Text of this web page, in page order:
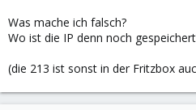
Was mache ich falsch?
Wo ist die IP denn noch
(die 213 ist sonst in der Fritzbox